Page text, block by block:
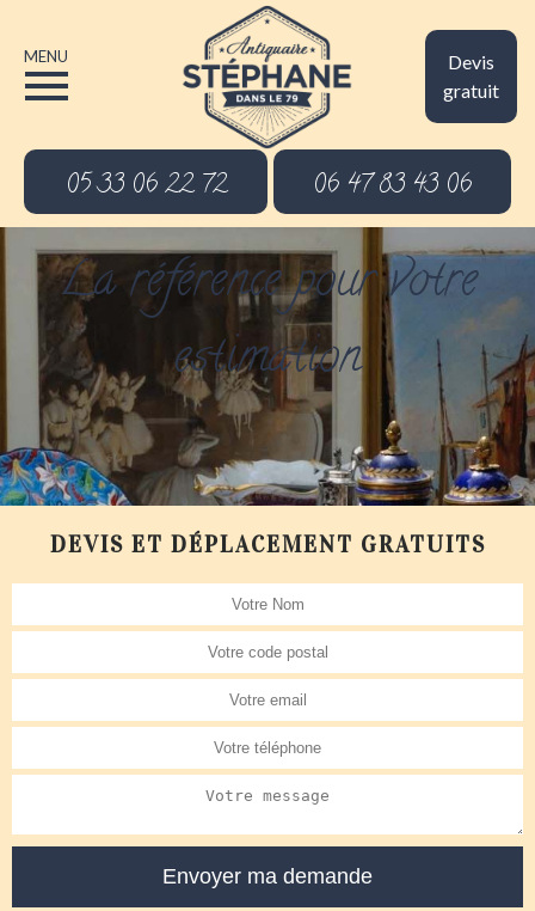
Devis
gratuit
MENU
05 33 06 22 72 06 47 83 43 06
La référence pour votre
estimation
DEVIS ET DÉPLACEMENT GRATUITS